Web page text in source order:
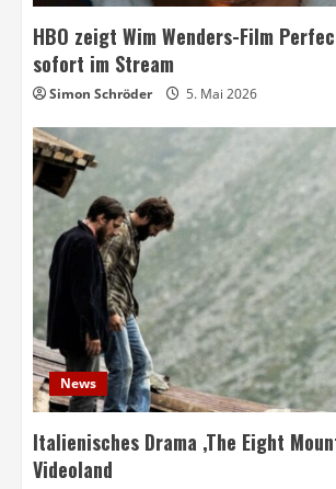
HBO zeigt Wim Wenders-Film
sofort im Stream
Simon Schröder 5. Mai 2026
News
Italienisches Drama ‚The Eight
Videoland